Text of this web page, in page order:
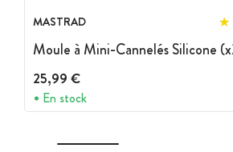
MASTRAD
Moule à Mini-Cannelés Silicone
25,99 €
En stock